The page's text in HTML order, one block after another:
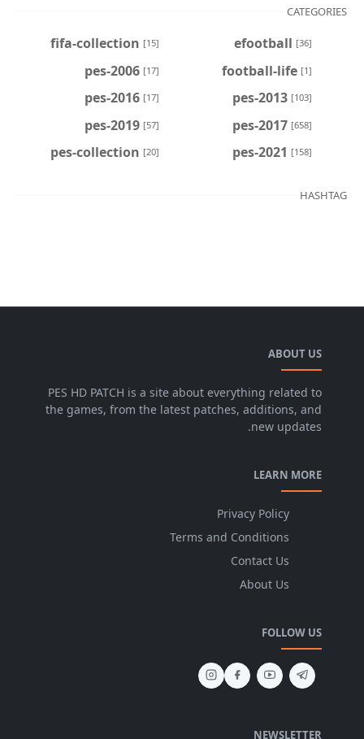
CATEGORIES
efootball [36]
fifa-collection [15]
football-life [1]
pes-2006 [17]
pes-2013 [103]
pes-2016 [17]
pes-2017 [658]
pes-2019 [57]
pes-2021 [158]
pes-collection [20]
HASHTAG
ABOUT US
PES HD PATCH is a site about everything related to
the games, from the latest patches, additions, and
new updates.
LEARN MORE
Privacy Policy
Terms and Conditions
Contact Us
About Us
FOLLOW US
NEWSLETTER